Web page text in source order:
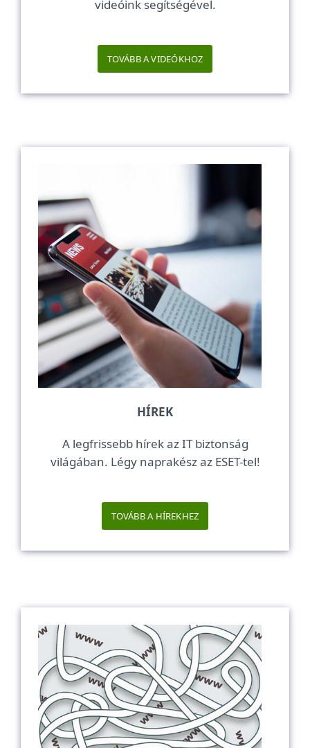
videóink segítségével.
TOVÁBB A VIDEÓKHOZ
HÍREK
A legfrissebb hírek az IT biztonság
világában. Légy naprakész az ESET-tel!
TOVÁBB A HÍREKHEZ